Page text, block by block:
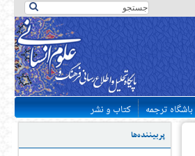
باشگاه ترجمه کتاب و نشر
پربیننده‌ها